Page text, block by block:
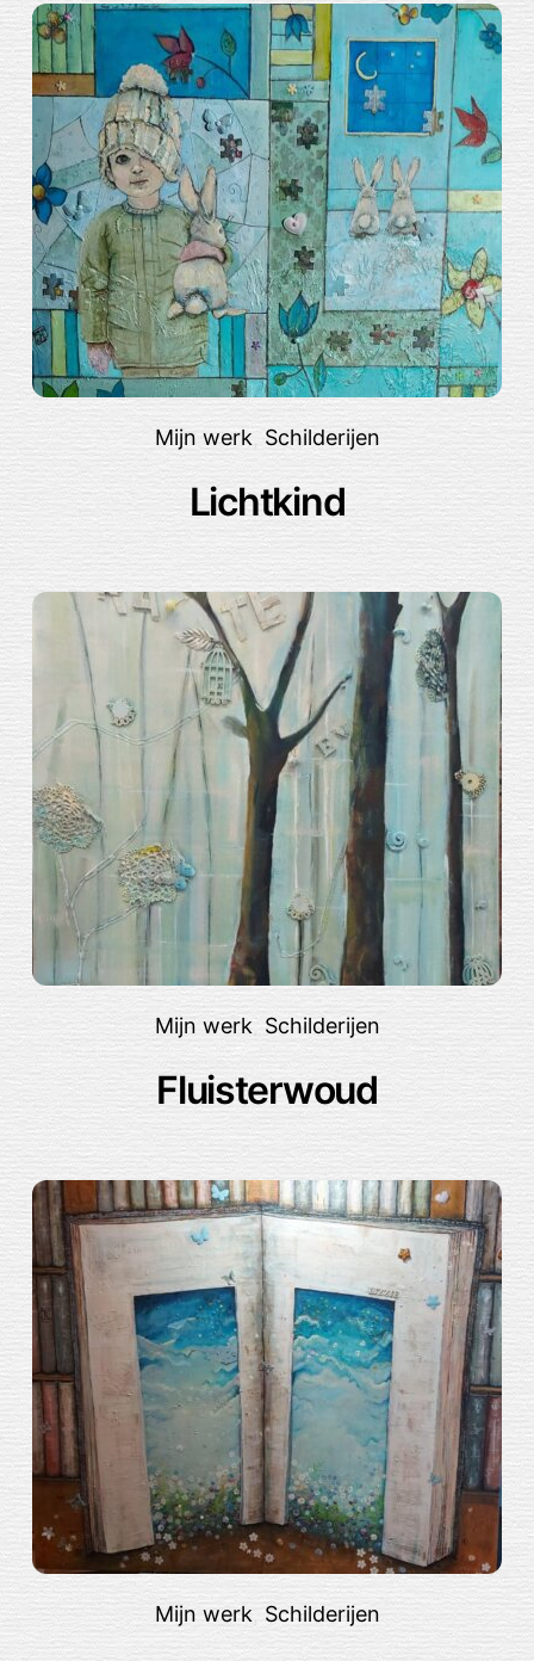
Mijn werk Schilderijen
Lichtkind
Mijn werk, Schilderijen
Fluisterwoud
Mijn werk Schilderijen